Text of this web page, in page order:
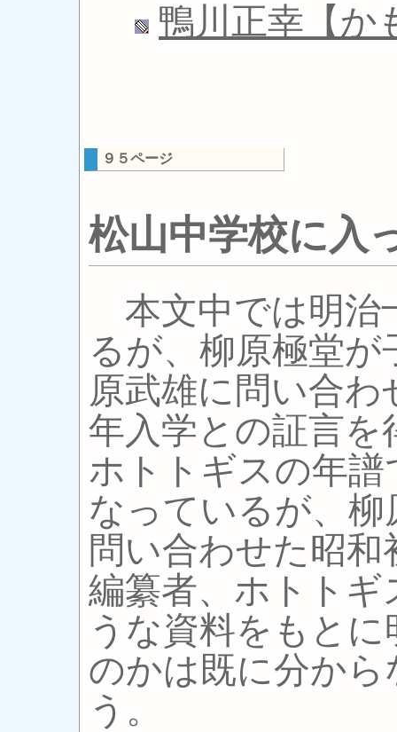
鴨川正幸【か
９５ページ
松山中学校に入
本文中では明治
るが、柳原極堂
原武雄に問い合
年入学との証言を
ホトトギスの年
なっているが、
問い合わせた昭
編纂者、ホトト
うな資料をもと
のかは既に分か
う。